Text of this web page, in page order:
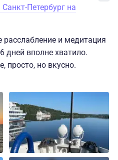
Петербург на
расслабление и медитация
дней вполне хватило.
просто, но вкусно.
оставляет желать
капает на
то душем
что протекает.
быть устранены до
а не выявляться в